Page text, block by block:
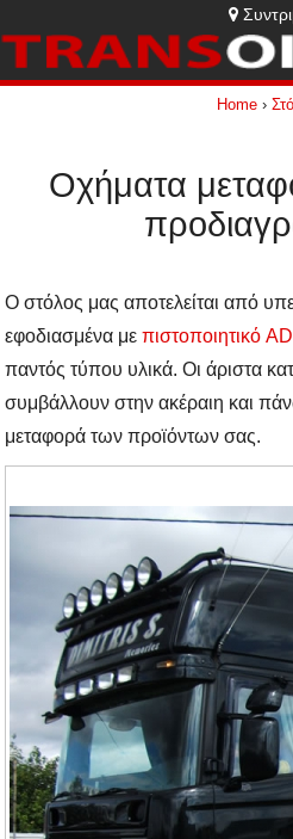
Home›
Οχήματα
Ο στόλος μας αποτελείται από
εφοδιασμένα μεπιστοποιητικό
παντός τύπου υλικά. Οι άριστα
συμβάλλουν στην ακέραιη και
μεταφορά των προϊόντων σας.